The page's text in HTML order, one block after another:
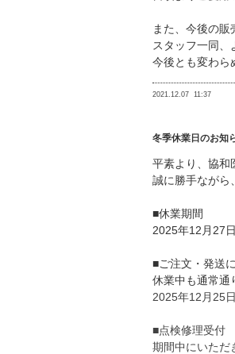
また、今後の販
スタッフ一同、
今後とも変わら
2021.12.07 11:37
冬季休業日のお知
平素より、協和
誠に勝手ながら
■休業期間
2025年12月27
■ご注文・発送
休業中も通常通
2025年12月25
■点検修理受付
期間中にいただ